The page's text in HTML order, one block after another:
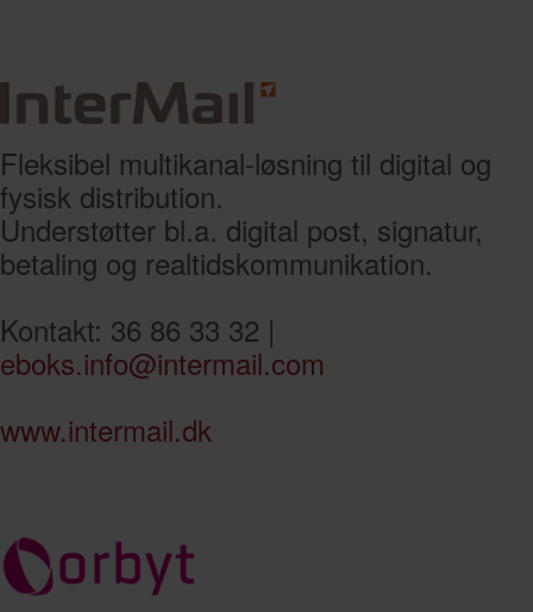
Fleksibel multikanal-løsning til digital og
fysisk distribution.
Understøtter bl.a. digital post, signatur,
betaling og realtidskommunikation.
Kontakt: 36 86 33 32 |
eboks.info@intermail.com
www.intermail.dk